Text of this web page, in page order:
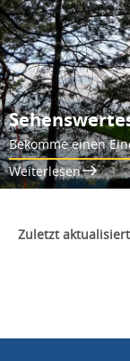
Bekomme einen
Weiterlesen
Zuletzt